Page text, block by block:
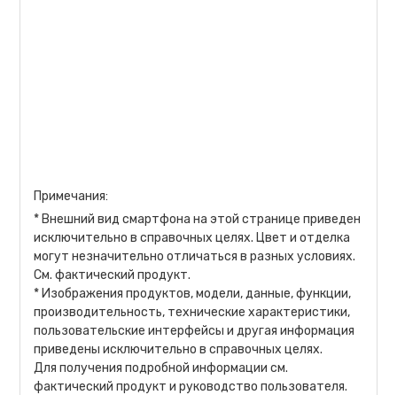
Примечания:
* Внешний вид смартфона на этой странице приведен
исключительно в справочных целях. Цвет и отделка
могут незначительно отличаться в разных условиях.
См. фактический продукт.
* Изображения продуктов, модели, данные, функции,
производительность, технические характеристики,
пользовательские интерфейсы и другая информация
приведены исключительно в справочных целях.
Для получения подробной информации см.
фактический продукт и руководство пользователя.